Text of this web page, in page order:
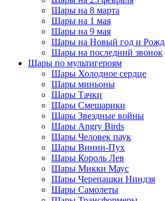
Шары на 8 марта
Шары на 1 мая
Шары на 9 мая
Шары на Новый год и
Шары на последний звонок
Шары по мультигероям
Шары Холодное сердце
Шары миньоны
Шары Тачки
Шары Смешарики
Шары Звездные войны
Шары Angry Birds
Шары Человек паук
Шары Винни-Пух
Шары Король Лев
Шары Микки Маус
Шары Черепашки Ниндзя
Шары Самолеты